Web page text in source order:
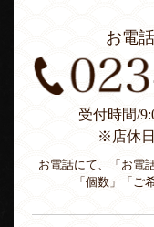
お電
受付時間/
※店休
お電話にて、「お電
「個数」「ご